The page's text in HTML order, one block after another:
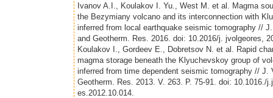
Ivanov A.I., Koulakov I. Yu., West M. et al. Magma
the Bezymiany volcano and its interconnection with
inferred from local earthquake seismic tomography //
and Geotherm. Res. 2016. doi: 10.2016/j. jvolgeores,
Koulakov I., Gordeev E., Dobretsov N. et al. Rapid
magma storage beneath the Klyuchevskoy group of
inferred from time dependent seismic tomography // J.
Geotherm. Res. 2013. V. 263. P. 75-91. doi: 10.1016./
es.2012.10.014.